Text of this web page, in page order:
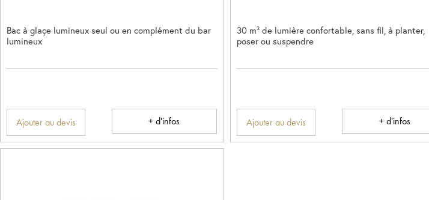
Bac à glaçe lumineux seul ou en complément du bar
lumineux
Ajouter au devis + d'infos
30 m² de lumière confortable, sans fil, à planter,
poser ou suspendre
Ajouter au devis + d'infos